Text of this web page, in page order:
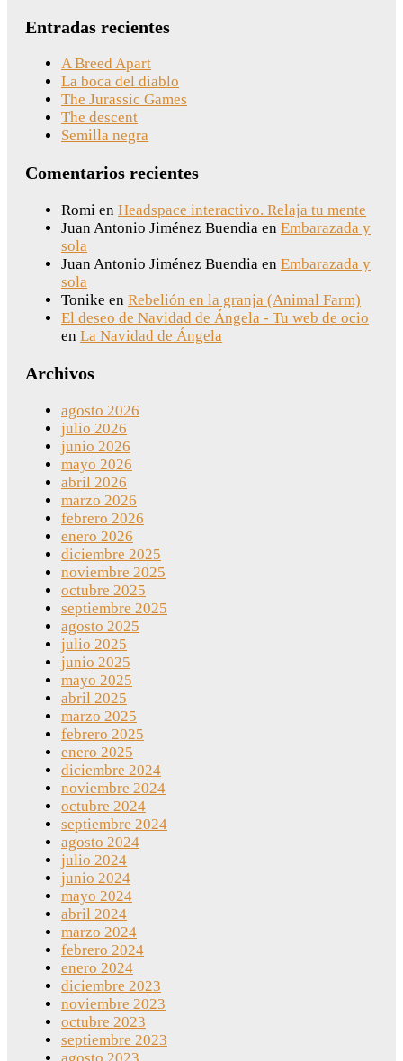
Entradas recientes
A Breed Apart
La boca del diablo
The Jurassic Games
The descent
Semilla negra
Comentarios recientes
Romi en Headspace interactivo. Relaja tu mente
Juan Antonio Jiménez Buendia en Embarazada y
sola
Juan Antonio Jiménez Buendia en Embarazada y
sola
Tonike en Rebelión en la granja (Animal Farm)
El deseo de Navidad de Ángela - Tu web de ocio
en La Navidad de Ángela
Archivos
agosto 2026
julio 2026
junio 2026
mayo 2026
abril 2026
marzo 2026
febrero 2026
enero 2026
diciembre 2025
noviembre 2025
octubre 2025
septiembre 2025
agosto 2025
julio 2025
junio 2025
mayo 2025
abril 2025
marzo 2025
febrero 2025
enero 2025
diciembre 2024
noviembre 2024
octubre 2024
septiembre 2024
agosto 2024
julio 2024
junio 2024
mayo 2024
abril 2024
marzo 2024
febrero 2024
enero 2024
diciembre 2023
noviembre 2023
octubre 2023
septiembre 2023